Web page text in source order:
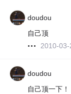
doudou
自己顶
2010-03-
doudou
自己顶一下！